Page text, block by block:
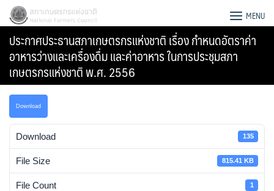
Skip
content
สภาเกษตรกรแห่งชาติ MENU
ประกาศประธานสภาเกษตรกรแห่งชาติ เรื่อง กำหนดอัตราค่า
อาหารว่างและเครื่องดื่ม และค่าอาหาร ในการประชุมสภา
เกษตรกรแห่งชาติ พ.ศ. 2556
Download
Download 135
File Size 815.41 KB
File Count 1